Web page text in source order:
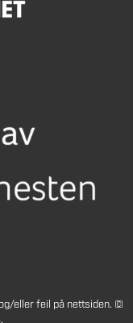
eller feil på nettsiden. ©